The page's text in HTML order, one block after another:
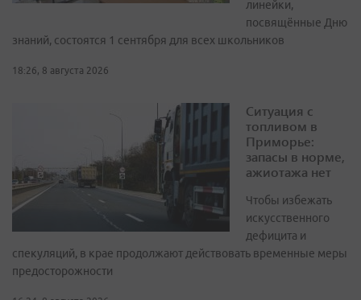
линейки,
посвящённые Дню
знаний, состоятся 1 сентября для всех школьников
18:26, 8 августа 2026
Ситуация с
топливом в
Приморье:
запасы в норме,
ажиотажа нет
Чтобы избежать
искусственного
дефицита и
спекуляций, в крае продолжают действовать временные меры
предосторожности